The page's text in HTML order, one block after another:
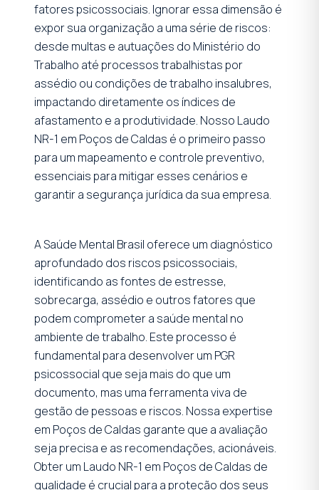
fatores psicossociais. Ignorar essa dimensão é
expor sua organização a uma série de riscos:
desde multas e autuações do Ministério do
Trabalho até processos trabalhistas por
assédio ou condições de trabalho insalubres,
impactando diretamente os índices de
afastamento e a produtividade. Nosso Laudo
NR-1 em Poços de Caldas é o primeiro passo
para um mapeamento e controle preventivo,
essenciais para mitigar esses cenários e
garantir a segurança jurídica da sua empresa.
A Saúde Mental Brasil oferece um diagnóstico
aprofundado dos riscos psicossociais,
identificando as fontes de estresse,
sobrecarga, assédio e outros fatores que
podem comprometer a saúde mental no
ambiente de trabalho. Este processo é
fundamental para desenvolver um PGR
psicossocial que seja mais do que um
documento, mas uma ferramenta viva de
gestão de pessoas e riscos. Nossa expertise
em Poços de Caldas garante que a avaliação
seja precisa e as recomendações, acionáveis.
Obter um Laudo NR-1 em Poços de Caldas de
qualidade é crucial para a proteção dos seus